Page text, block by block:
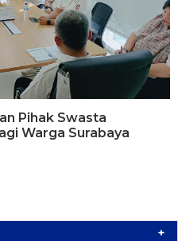
Pihak Swasta
Warga Surabaya
+